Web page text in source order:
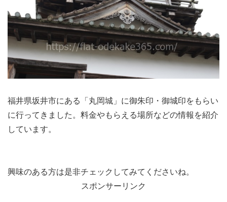
福井県坂井市にある「丸岡城」に御朱印・御城印をもらい
に行ってきました。料金やもらえる場所などの情報を紹介
しています。
興味のある方は是非チェックしてみてくださいね。
スポンサーリンク